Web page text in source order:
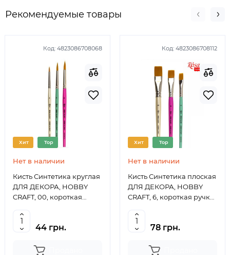
Рекомендуемые товары
Код: 4823086708068
Хит Top
Нет в наличии
Кисть Синтетика круглая
ДЛЯ ДЕКОРА, HOBBY
CRAFT, 00, короткая
44 грн.
Код: 4823086708112
Хит Top
Нет в наличии
Кисть Синтетика плоская
ДЛЯ ДЕКОРА, HOBBY
CRAFT, 6, короткая ручка
78 грн.